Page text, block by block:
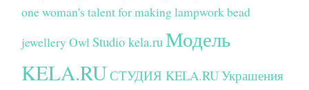
one woman's talent for making lampwork bead
jewelleryOwl Studio kela.ru Модель
KELA.RUСТУДИЯ KELA.RUУкрашения